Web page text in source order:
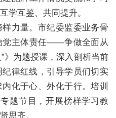
学互鉴、共同提升。
力量。市纪委监委业务骨
党主体责任——争做全面从
》为题授课，深入剖析当前
律红线，引导学员们切实
化于心、外化于行。培训
题节目，开展榜样学习教
思齐。